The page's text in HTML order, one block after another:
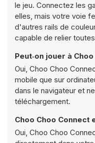
le jeu. Connectez les
elles, mais votre voie
d'autres rails de
capable de relier
Peut‑on jouer à
Oui, Choo Choo
mobile que sur
dans le navigateur et
téléchargement.
Choo Choo Connect
Oui, Choo Choo